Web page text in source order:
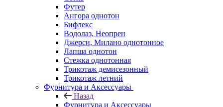
Футер
Ангора однотон
Бифлекс
Водолаз, Неопрен
Джерси, Милано однотонное
Лапша однотон
Стежка однотонная
Трикотаж демисезонный
Трикотаж летний
Фурнитура и Аксессуары
Назад
Фурнитура и Аксессуары